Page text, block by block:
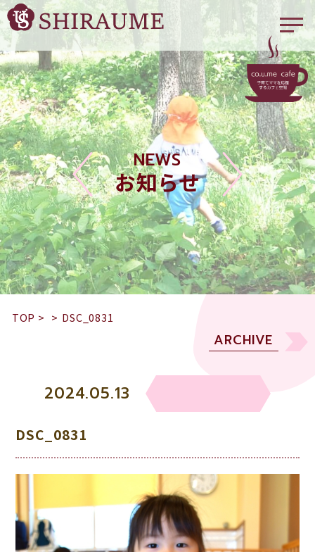
NEWS
お知らせ
TOP > > DSC_0831
ARCHIVE
2024.05.13
DSC_0831